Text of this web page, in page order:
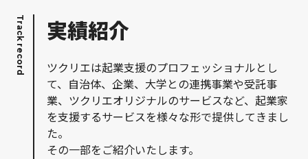
Track record 実績紹介
ツクリエは起業支援のプロフェッショナルとし
て、自治体、企業、大学との連携事業や受託事
業、ツクリエオリジナルのサービスなど、起業家
を支援するサービスを様々な形で提供してきまし
た。​
その一部をご紹介いたします。